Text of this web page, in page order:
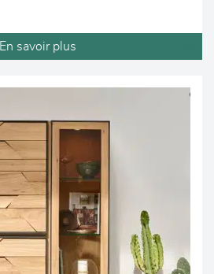
En savoir plus